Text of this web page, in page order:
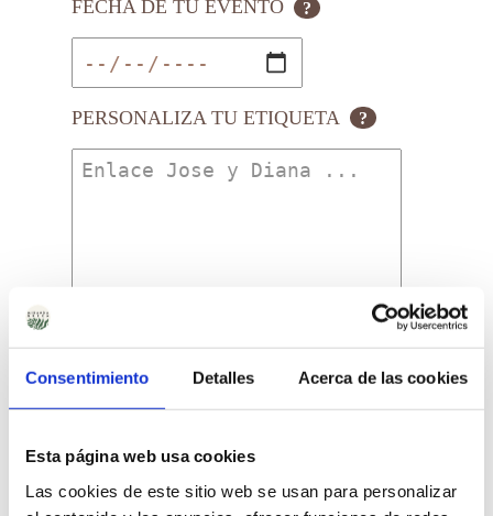
Consentimiento Detalles Acerca de las cookies
Esta página web usa cookies
Las cookies de este sitio web se usan para personalizar
FECHA DE TU EVENTO ?
PERSONALIZA TU ETIQUETA ?
Mermelada
Mediterráneo
Precio Total: 147
¿Necesitas saber más sobre los envíos?